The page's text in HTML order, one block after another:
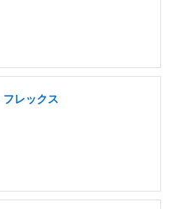
レックス